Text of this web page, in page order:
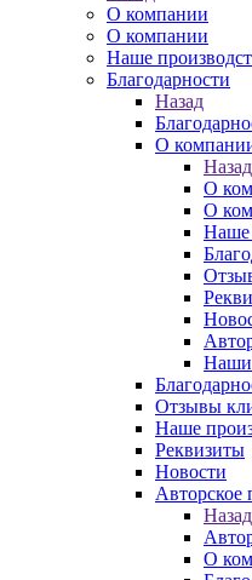
О компании
О компании
Наше
Благодарности
Назад
О
Назад
О
О
Наше
Наши
Отзывы
Наше
Реквизиты
Новости
Авторское
Назад
О